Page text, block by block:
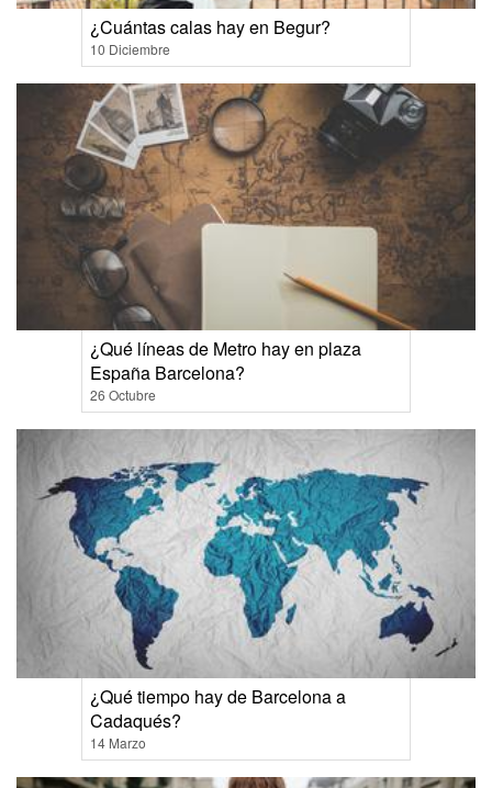
¿Cuántas calas hay en Begur?
10 Diciembre
¿Qué líneas de Metro hay en plaza
España Barcelona?
26 Octubre
¿Qué tiempo hay de Barcelona a
Cadaqués?
14 Marzo